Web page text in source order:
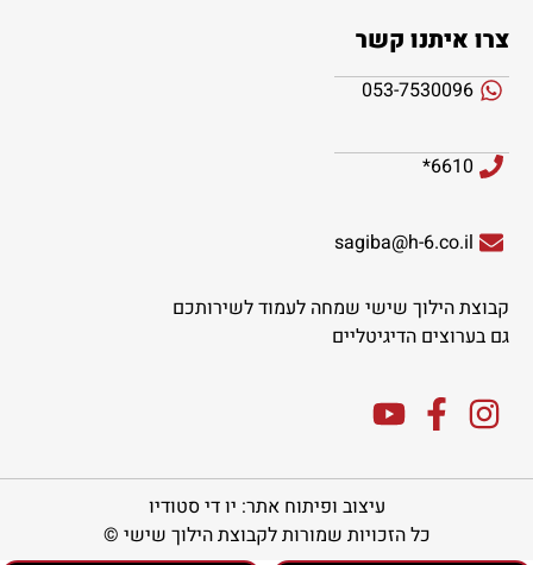
צרו איתנו קשר
053-7530096
6610*
sagiba@h-6.co.il
קבוצת הילוך שישי שמחה לעמוד לשירותכם
גם בערוצים הדיגיטליים
עיצוב ופיתוח אתר: יו די סטודיו
כל הזכויות שמורות לקבוצת הילוך שישי ©